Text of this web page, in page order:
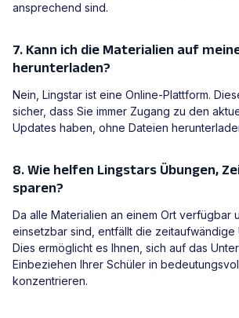
ansprechend sind.
7. Kann ich die Materialien auf
herunterladen?
Nein, Lingstar ist eine Online-Plattform.
sicher, dass Sie immer Zugang zu den
Updates haben, ohne Dateien
8. Wie helfen Lingstars Übungen,
sparen?
Da alle Materialien an einem Ort verfügbar
einsetzbar sind, entfällt die zeitaufwändige
Dies ermöglicht es Ihnen, sich auf das
Einbeziehen Ihrer Schüler in
konzentrieren.